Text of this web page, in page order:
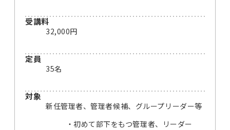
受講料
32,000円
定員
35名
対象
新任管理者、管理者候補、グループリーダー等
初めて部下をもつ管理者、リーダー